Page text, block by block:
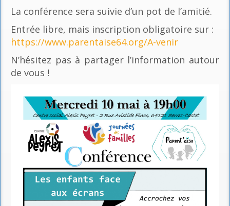
La conférence sera suivie d’un pot de l’amitié.
Entrée libre, mais inscription obligatoire sur :
https://www.parentaise64.org/A-venir
N’hésitez pas à partager l’information autour
de vous !